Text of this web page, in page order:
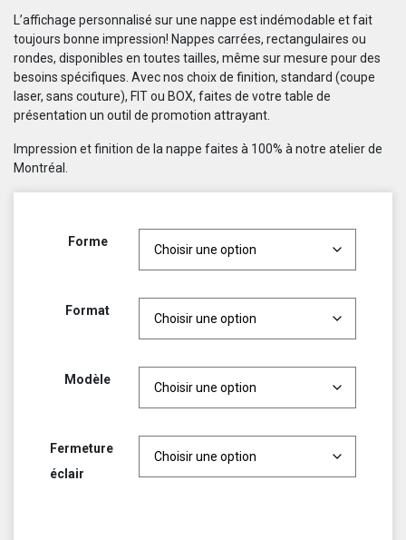
L’affichage personnalisé sur une nappe est indémodable et fait
toujours bonne impression! Nappes carrées, rectangulaires ou
rondes, disponibles en toutes tailles, même sur mesure pour des
besoins spécifiques. Avec nos choix de finition, standard (coupe
laser, sans couture), FIT ou BOX, faites de votre table de
présentation un outil de promotion attrayant.
Impression et finition de la nappe faites à 100% à notre atelier de
Montréal.
Forme
Format
Modèle
Fermeture
éclair